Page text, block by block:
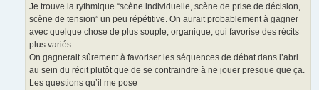
Je trouve la rythmique “scène individuelle, scène de prise de décision,
scène de tension” un peu répétitive. On aurait probablement à gagner
avec quelque chose de plus souple, organique, qui favorise des récits
plus variés.
On gagnerait sûrement à favoriser les séquences de débat dans l’abri
au sein du récit plutôt que de se contraindre à ne jouer presque que ça.
Les questions qu’il me pose